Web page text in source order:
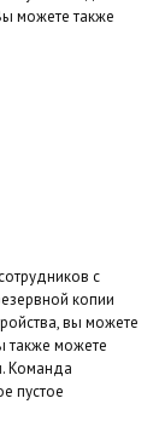
можете также
с
копии
вы можете
также можете
Команда
пустое